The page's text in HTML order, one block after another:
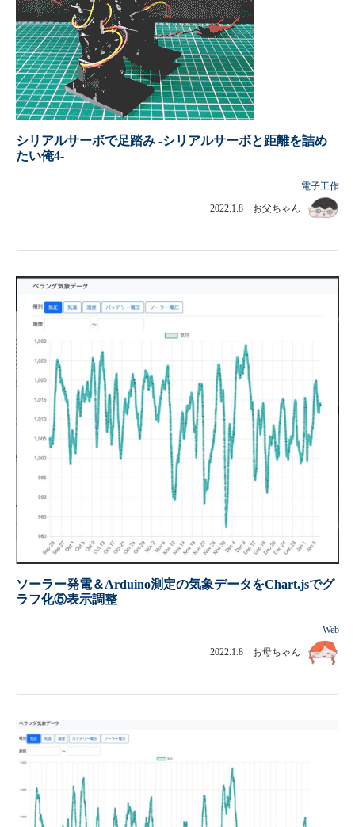
シリアルサーボで足踏み -シリアルサーボと距離を詰め
たい俺4-
電子工作
2022.1.8 お父ちゃん
ソーラー発電＆Arduino測定の気象データをChart.jsでグ
ラフ化⑤表示調整
Web
2022.1.8 お母ちゃん